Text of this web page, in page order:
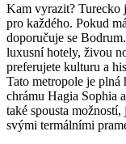
Kam vyrazit? Turecko
pro každého. Pokud
doporučuje se
luxusní hotely, živou
preferujete kulturu a
Tato metropole je
chrámu Hagia Sophia
také spousta
svými termálními